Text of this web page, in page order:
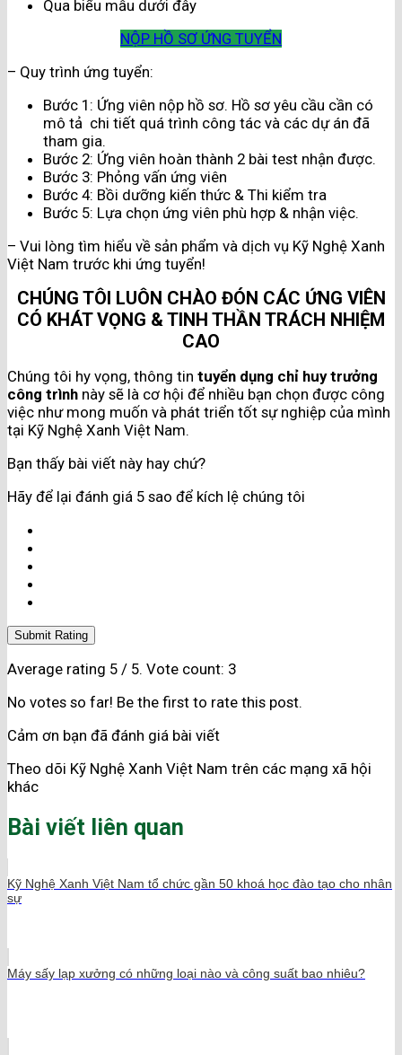
Qua biểu mẫu dưới đây
NỘP HỒ SƠ ỨNG TUYỂN
– Quy trình ứng tuyển:
Bước 1: Ứng viên nộp hồ sơ. Hồ sơ yêu cầu cần có
mô tả chi tiết quá trình công tác và các dự án đã
tham gia.
Bước 2: Ứng viên hoàn thành 2 bài test nhận được.
Bước 3: Phỏng vấn ứng viên
Bước 4: Bồi dưỡng kiến thức & Thi kiểm tra
Bước 5: Lựa chọn ứng viên phù hợp & nhận việc.
– Vui lòng tìm hiểu về sản phẩm và dịch vụ Kỹ Nghệ Xanh
Việt Nam trước khi ứng tuyển!
CHÚNG TÔI LUÔN CHÀO ĐÓN CÁC ỨNG VIÊN
CÓ KHÁT VỌNG & TINH THẦN TRÁCH NHIỆM
CAO
Chúng tôi hy vọng, thông tin tuyển dụng chỉ huy trưởng
công trình này sẽ là cơ hội để nhiều bạn chọn được công
việc như mong muốn và phát triển tốt sự nghiệp của mình
tại Kỹ Nghệ Xanh Việt Nam.
Bạn thấy bài viết này hay chứ?
Hãy để lại đánh giá 5 sao để kích lệ chúng tôi
Submit Rating
Average rating 5 / 5. Vote count: 3
No votes so far! Be the first to rate this post.
Cảm ơn bạn đã đánh giá bài viết
Theo dõi Kỹ Nghệ Xanh Việt Nam trên các mạng xã hội
khác
Bài viết liên quan
Kỹ Nghệ Xanh Việt Nam tổ chức gần 50 khoá học đào tạo cho nhân
sự
Máy sấy lạp xưởng có những loại nào và công suất bao nhiêu?